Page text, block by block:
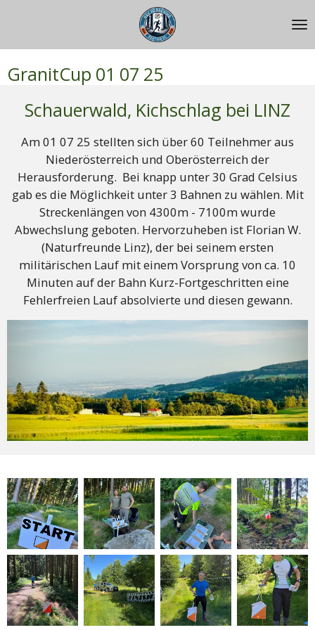
springen
GranitCup 01 07 25
Schauerwald, Kichschlag bei LINZ
Am 01 07 25 stellten sich über 60 Teilnehmer aus
Niederösterreich und Oberösterreich der
Herausforderung. Bei knapp unter 30 Grad Celsius
gab es die Möglichkeit unter 3 Bahnen zu wählen. Mit
Streckenlängen von 4300m - 7100m wurde
Abwechslung geboten. Hervorzuheben ist Florian W.
(Naturfreunde Linz), der bei seinem ersten
militärischen Lauf mit einem Vorsprung von ca. 10
Minuten auf der Bahn Kurz-Fortgeschritten eine
Fehlerfreien Lauf absolvierte und diesen gewann.